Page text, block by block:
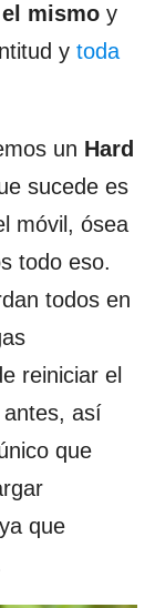
mismo y
y toda
un Hard
sucede es
móvil, ósea
todo eso.
todos en
reiniciar el
antes, así
que
que